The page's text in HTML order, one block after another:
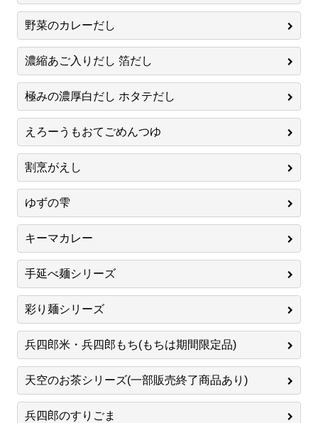
野菜のカレーだし
濃縮あご入りだし 箔だし
極みの濃厚白だし ホタテだし
えろーうもおてごめんつゆ
割烹がえし
ゆずの雫
キーマカレー
手延べ麺シリーズ
彩り麺シリーズ
兵四郎米・兵四郎もち(もちは期間限定品)
天空のお茶シリーズ(一部販売終了商品あり)
兵四郎のすりごま